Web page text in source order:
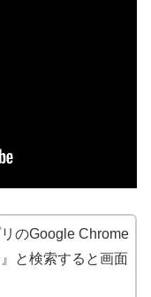
のGoogle Chrome
と検索すると画面